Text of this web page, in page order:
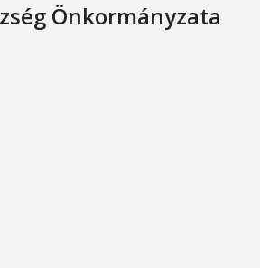
Önkormányzata